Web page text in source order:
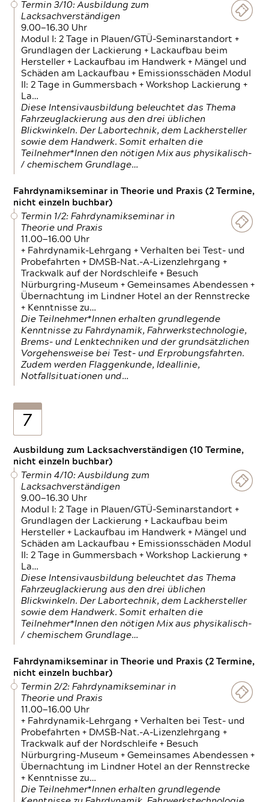
Termin 3/10: Ausbildung zum
Lacksachverständigen
9.00—16.30 Uhr
Modul I: 2 Tage in Plauen/GTÜ-Seminarstandort +
Grundlagen der Lackierung + Lackaufbau beim
Hersteller + Lackaufbau im Handwerk + Mängel und
Schäden am Lackaufbau + Emissionsschäden Modul
II: 2 Tage in Gummersbach + Workshop Lackierung +
La…
Diese Intensivausbildung beleuchtet das Thema
Fahrzeuglackierung aus den drei üblichen
Blickwinkeln. Der Labortechnik, dem Lackhersteller
sowie dem Handwerk. Somit erhalten die
Teilnehmer*Innen den nötigen Mix aus physikalisch-
/ chemischem Grundlage…
Fahrdynamikseminar in Theorie und Praxis (2 Termine,
nicht einzeln buchbar)
Termin 1/2: Fahrdynamikseminar in
Theorie und Praxis
11.00—16.00 Uhr
+ Fahrdynamik-Lehrgang + Verhalten bei Test- und
Probefahrten + DMSB-Nat.-A-Lizenzlehrgang +
Trackwalk auf der Nordschleife + Besuch
Nürburgring-Museum + Gemeinsames Abendessen +
Übernachtung im Lindner Hotel an der Rennstrecke
+ Kenntnisse zu…
Die Teilnehmer*Innen erhalten grundlegende
Kenntnisse zu Fahrdynamik, Fahrwerkstechnologie,
Brems- und Lenktechniken und der grundsätzlichen
Vorgehensweise bei Test- und Erprobungsfahrten.
Zudem werden Flaggenkunde, Ideallinie,
Notfallsituationen und…
7
Ausbildung zum Lacksachverständigen (10 Termine,
nicht einzeln buchbar)
Termin 4/10: Ausbildung zum
Lacksachverständigen
9.00—16.30 Uhr
Modul I: 2 Tage in Plauen/GTÜ-Seminarstandort +
Grundlagen der Lackierung + Lackaufbau beim
Hersteller + Lackaufbau im Handwerk + Mängel und
Schäden am Lackaufbau + Emissionsschäden Modul
II: 2 Tage in Gummersbach + Workshop Lackierung +
La…
Diese Intensivausbildung beleuchtet das Thema
Fahrzeuglackierung aus den drei üblichen
Blickwinkeln. Der Labortechnik, dem Lackhersteller
sowie dem Handwerk. Somit erhalten die
Teilnehmer*Innen den nötigen Mix aus physikalisch-
/ chemischem Grundlage…
Fahrdynamikseminar in Theorie und Praxis (2 Termine,
nicht einzeln buchbar)
Termin 2/2: Fahrdynamikseminar in
Theorie und Praxis
11.00—16.00 Uhr
+ Fahrdynamik-Lehrgang + Verhalten bei Test- und
Probefahrten + DMSB-Nat.-A-Lizenzlehrgang +
Trackwalk auf der Nordschleife + Besuch
Nürburgring-Museum + Gemeinsames Abendessen +
Übernachtung im Lindner Hotel an der Rennstrecke
+ Kenntnisse zu…
Die Teilnehmer*Innen erhalten grundlegende